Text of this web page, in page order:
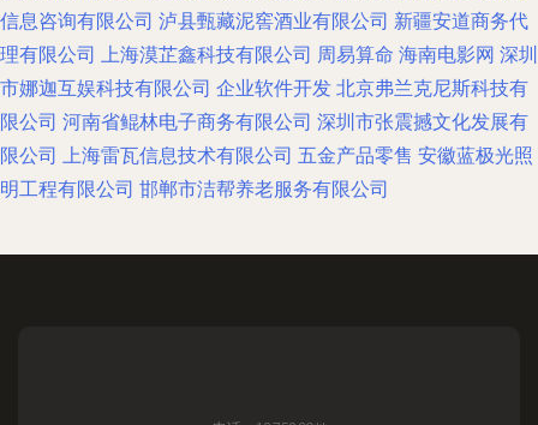
信息咨询有限公司 泸县甄藏泥窖酒业有限公司 新疆安道商务代
理有限公司 上海漠芷鑫科技有限公司 周易算命 海南电影网 深圳
市娜迦互娱科技有限公司 企业软件开发 北京弗兰克尼斯科技有
限公司 河南省鲲林电子商务有限公司 深圳市张震撼文化发展有
限公司 上海雷瓦信息技术有限公司 五金产品零售 安徽蓝极光照
明工程有限公司 邯郸市洁帮养老服务有限公司